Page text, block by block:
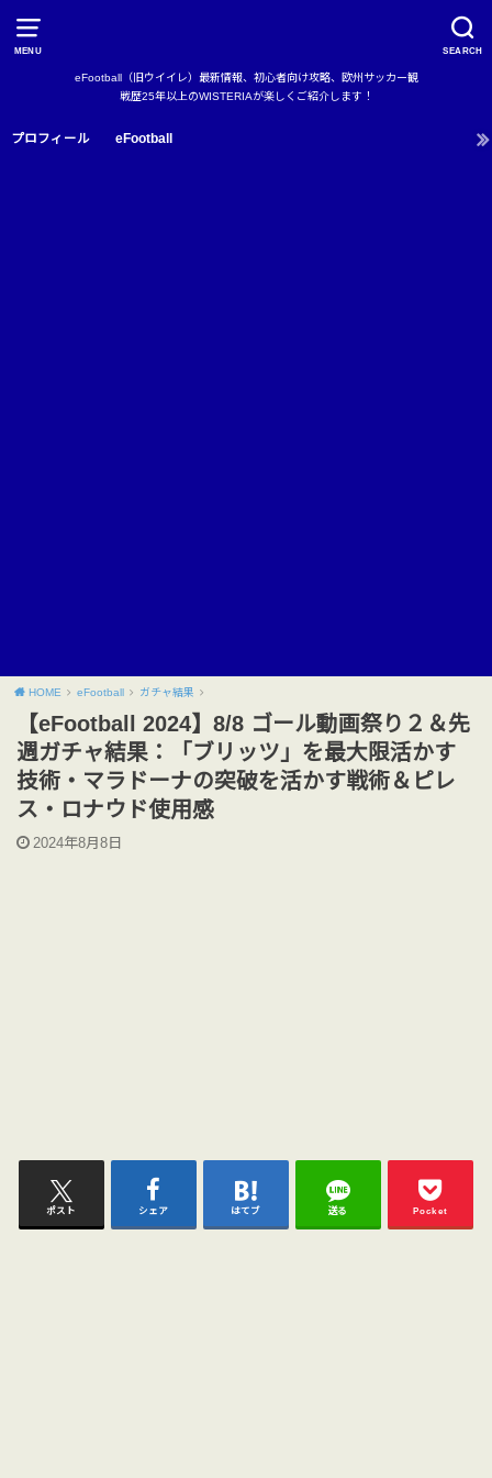
MENU SEARCH
eFootball（旧ウイイレ）最新情報、初心者向け攻略、欧州サッカー観
戦歴25年以上のWISTERIAが楽しくご紹介します！
プロフィール eFootball
HOME eFootball ガチャ結果
【eFootball 2024】8/8 ゴール動画祭り２＆先
週ガチャ結果：「ブリッツ」を最大限活かす
技術・マラドーナの突破を活かす戦術＆ピレ
ス・ロナウド使用感
2024年8月8日
ポスト シェア はてブ 送る Pocket